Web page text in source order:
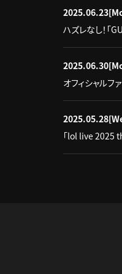
2025.06.23
ハズレなし！「
2025.06.30
オフィシャル
2025.05.28
「lol live 2025